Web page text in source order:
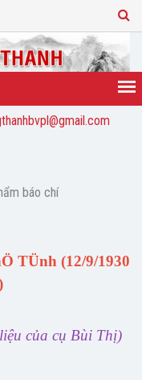
báo chí
TÜnh (12/9/1930
của cụ Bùi Thị)